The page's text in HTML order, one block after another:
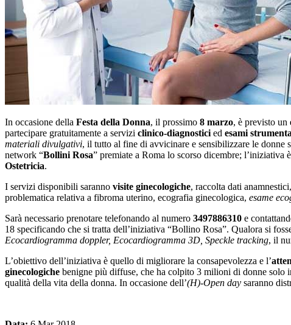
In occasione della Festa della Donna, il prossimo 8 marzo, è previsto un
partecipare gratuitamente a servizi clinico-diagnostici ed esami
materiali divulgativi, il tutto al fine di avvicinare e sensibilizzare le donne
network “Bollini Rosa” premiate a Roma lo scorso dicembre; l’iniziativa
Ostetricia.
I servizi disponibili saranno visite ginecologiche, raccolta dati
problematica relativa a fibroma uterino, ecografia ginecologica, esame
Sarà necessario prenotare telefonando al numero 3497886310 e
18 specificando che si tratta dell’iniziativa “Bollino Rosa”. Qualora si
Ecocardiogramma doppler, Ecocardiogramma 3D, Speckle tracking, il
L’obiettivo dell’iniziativa è quello di migliorare la consapevolezza e l’
ginecologiche benigne più diffuse, che ha colpito 3 milioni di donne solo
qualità della vita della donna. In occasione dell’(H)-Open day saranno